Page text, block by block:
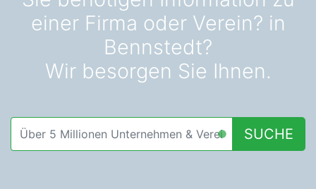
einer Firma oder Verein? in
Bennstedt?
Wir besorgen Sie Ihnen.
SUCHE